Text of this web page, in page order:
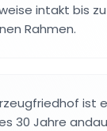
intakt bis
Rahmen.
ist
30 Jahre